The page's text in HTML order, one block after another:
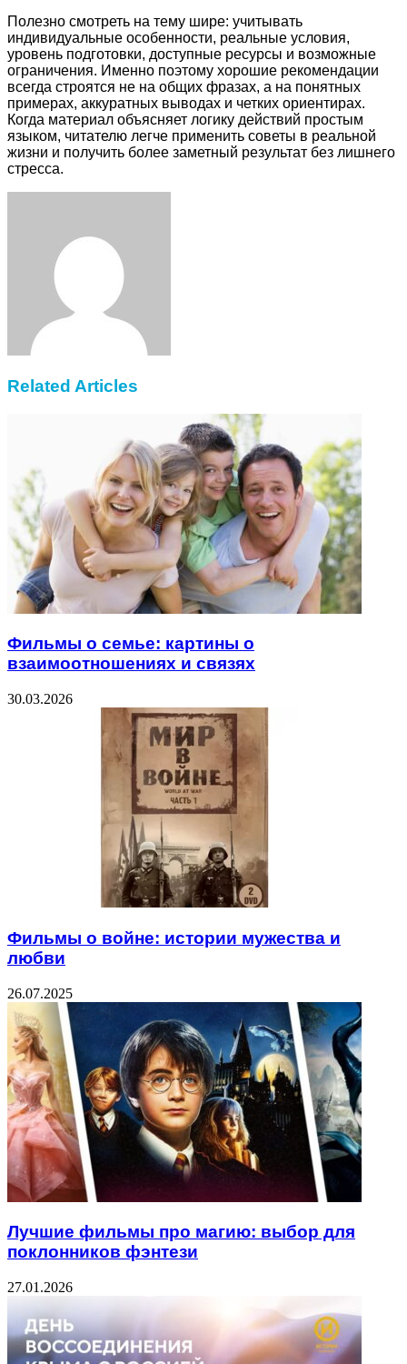
Полезно смотреть на тему шире: учитывать
индивидуальные особенности, реальные условия,
уровень подготовки, доступные ресурсы и возможные
ограничения. Именно поэтому хорошие рекомендации
всегда строятся не на общих фразах, а на понятных
примерах, аккуратных выводах и четких ориентирах.
Когда материал объясняет логику действий простым
языком, читателю легче применить советы в реальной
жизни и получить более заметный результат без лишнего
стресса.
Related Articles
Фильмы о семье: картины о
взаимоотношениях и связях
30.03.2026
Фильмы о войне: истории мужества и
любви
26.07.2025
Лучшие фильмы про магию: выбор для
поклонников фэнтези
27.01.2026